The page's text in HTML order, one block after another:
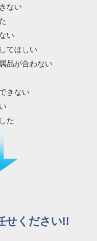
ない
い
てほしい
品が合わない
きない
た
せください!!